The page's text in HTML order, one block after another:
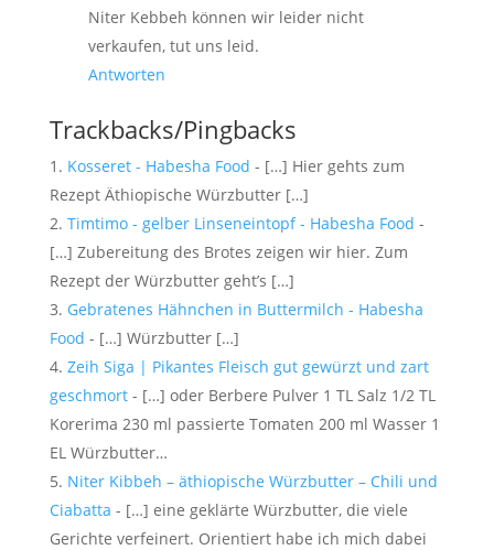
Niter Kebbeh können wir leider nicht
verkaufen, tut uns leid.
Antworten
Trackbacks/Pingbacks
Kosseret - Habesha Food - […] Hier gehts zum
Rezept Äthiopische Würzbutter […]
Timtimo - gelber Linseneintopf - Habesha Food -
[…] Zubereitung des Brotes zeigen wir hier. Zum
Rezept der Würzbutter geht’s […]
Gebratenes Hähnchen in Buttermilch - Habesha
Food - […] Würzbutter […]
Zeih Siga | Pikantes Fleisch gut gewürzt und zart
geschmort- […] oder Berbere Pulver 1 TL Salz 1/2 TL
Korerima 230 ml passierte Tomaten 200 ml Wasser 1
EL Würzbutter…
Niter Kibbeh – äthiopische Würzbutter – Chili und
Ciabatta - […] eine geklärte Würzbutter, die viele
Gerichte verfeinert. Orientiert habe ich mich dabei